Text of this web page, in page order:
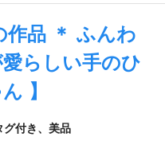
作品 ＊ ふんわ
らしい手のひ
】
グ付き、美品